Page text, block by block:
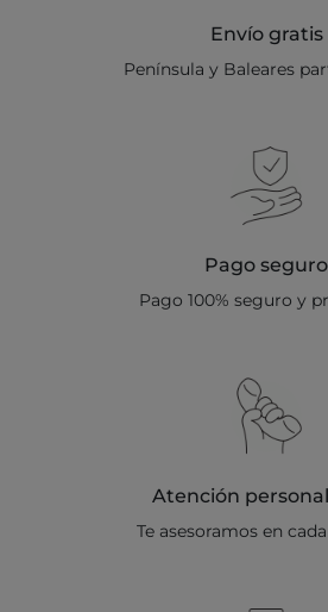
Envío gratis
Península y Baleares
Pago seguro
Pago 100% seguro y
Atención
Te asesoramos en